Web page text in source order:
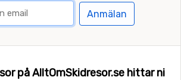
Anmälan
på AlltOmSkidresor.se hittar ni